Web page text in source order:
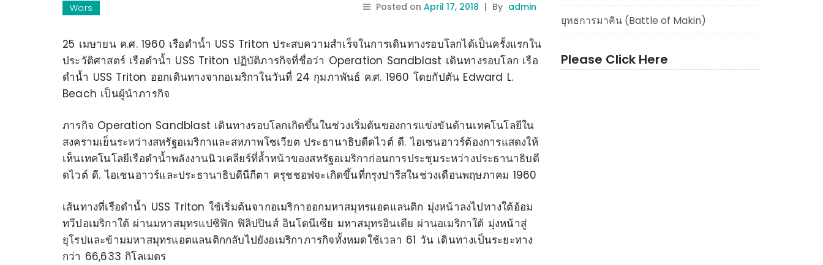
Wars Posted onApril 17, 2018 | By admin
25 เมษายน ค.ศ. 1960 เรือดำน้ำ USS Triton ประสบความสำเร็จในการเดินทางรอบโลกได้เป็นครั้งแรกใน
ประวัติศาสตร์ เรือดำน้ำ USS Triton ปฏิบัติภารกิจที่ชื่อว่า Operation Sandblast เดินทางรอบโลก เรือ
ดำน้ำ USS Triton ออกเดินทางจากอเมริกาในวันที่ 24 กุมภาพันธ์ ค.ศ. 1960 โดยกัปตัน Edward L.
Beach เป็นผู้นำภารกิจ
ภารกิจ Operation Sandblast เดินทางรอบโลกเกิดขึ้นในช่วงเริ่มต้นของการแข่งขันด้านเทคโนโลยีใน
สงครามเย็นระหว่างสหรัฐอเมริกาและสหภาพโซเวียต ประธานาธิบดีดไวต์ ดี. ไอเซนฮาวร์ต้องการแสดงให้
เห็นเทคโนโลยีเรือดำน้ำพลังงานนิวเคลียร์ที่ล้ำหน้าของสหรัฐอเมริกาก่อนการประชุมระหว่างประธานาธิบดี
ดไวต์ ดี. ไอเซนฮาวร์และประธานาธิบดีนีกีตา ครุชชอฟจะเกิดขึ้นที่กรุงปารีสในช่วงเดือนพฤษภาคม 1960
เส้นทางที่เรือดำน้ำ USS Triton ใช้เริ่มต้นจากอเมริกาออกมหาสมุทรแอตแลนติก มุ่งหน้าลงไปทางใต้อ้อม
ทวีปอเมริกาใต้ ผ่านมหาสมุทรแปซิฟิก ฟิลิปปินส์ อินโดนีเซีย มหาสมุทรอินเดีย ผ่านอเมริกาใต้ มุ่งหน้าสู่
ยุโรปและข้ามมหาสมุทรแอตแลนติกกลับไปยังอเมริกาภารกิจทั้งหมดใช้เวลา 61 วัน เดินทางเป็นระยะทาง
กว่า 66,633 กิโลเมตร
ยุทธการมาคิน (Battle of Makin)
Please Click Here